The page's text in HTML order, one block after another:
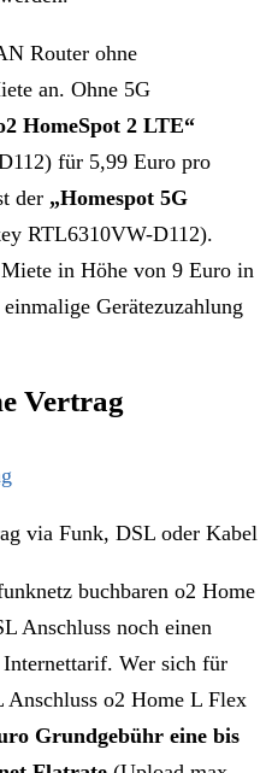
Router ohne
an. Ohne 5G
HomeSpot 2 LTE“
für 5,99 Euro pro
der „Homespot 5G
RTL6310VW-D112).
in Höhe von 9 Euro in
Gerätezuzahlung
Vertrag
via Funk, DSL oder Kabel
buchbaren o2 Home
Anschluss noch einen
Wer sich für
Anschluss o2 Home L Flex
Grundgebühr eine bis